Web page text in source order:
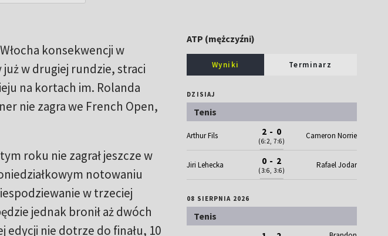
konsekwencji w
w drugiej rundzie, straci
na kortach im. Rolanda
nie zagra we French Open,
roku nie zagrał jeszcze w
notowaniu
w trzeciej
jednak bronił aż dwóch
nie dotrze do finału, 10
ATP (mężczyźni)
Wyniki Terminarz
DZISIAJ
Tenis
Arthur Fils 2 - 0
(6:2, 7:6)
Cameron Norrie
Jiri Lehecka 0 - 2
(3:6, 3:6)
Rafael Jodar
08 SIERPNIA 2026
Tenis